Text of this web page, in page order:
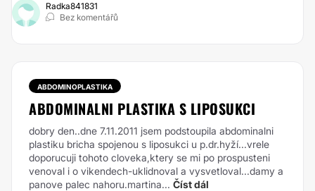
Radka841831
Bez komentářů
ABDOMINOPLASTIKA
ABDOMINALNI PLASTIKA S LIPOSUKCI
dobry den..dne 7.11.2011 jsem podstoupila abdominalni
plastiku bricha spojenou s liposukci u p.dr.hyží...vrele
doporucuji tohoto cloveka,ktery se mi po prospusteni
venoval i o vikendech-uklidnoval a vysvetloval...damy a
panove palec nahoru.martina... Číst dál